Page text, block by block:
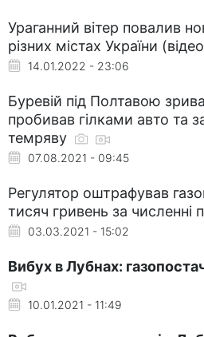
Ураганний вітер повалив
різних містах України
14.01.2022 - 23:06
Буревій під Полтавою
пробивав гілками авто та
темряву
07.08.2021 - 09:45
Регулятор оштрафував
тисяч гривень за численні
03.03.2021 - 15:02
Вибух в Лубнах:
10.01.2021 - 11:49